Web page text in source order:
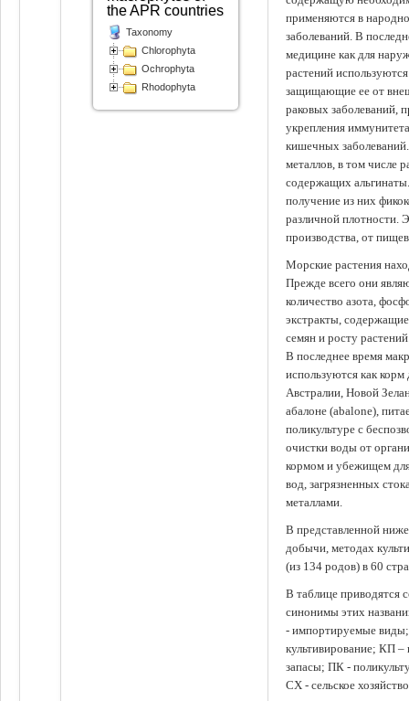
применяются в
заболеваний. В
медицине как для
растений
защищающие ее от
раковых заболеваний,
укрепления
кишечных
металлов, в том числе
содержащих
получение из них
различной плотности.
производства, от
Морские растения
Прежде всего они
количество азота,
экстракты,
семян и росту
В последнее время
используются как
Австралии, Новой
абалоне (abalone),
поликультуре с
очистки воды от
кормом и убежищем
вод, загрязненных
металлами.
В представленной
добычи, методах
(из 134 родов) в 60
В таблице приводятся
синонимы этих
- импортируемые
культивирование; КП
запасы; ПК -
СХ - сельское
the APR countries
Taxonomy
Chlorophyta
Ochrophyta
Rhodophyta